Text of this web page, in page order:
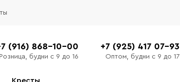
(916) 868-10-00
будни с 9 до 16
+7 (925) 417 07-93
Оптом, будни с 9 до 17